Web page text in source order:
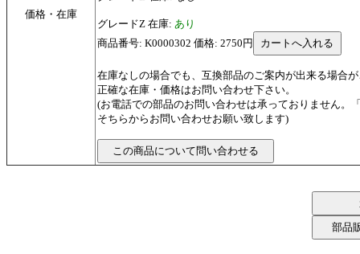
価格・在庫
グレードZ 在庫: あり
商品番号: K0000302 価格: 2750円
在庫なしの場合でも、互換部品のご案内が出来る場合
正確な在庫・価格はお問い合わせ下さい。
(お電話での部品のお問い合わせは承っておりません。
そちらからお問い合わせお願い致します)